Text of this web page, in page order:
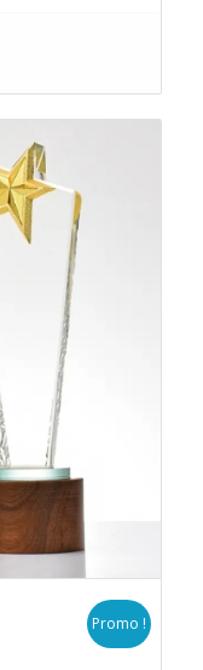
Promo !